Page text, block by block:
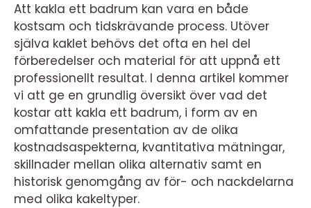
Att kakla ett badrum kan vara en både
kostsam och tidskrävande process. Utöver
själva kaklet behövs det ofta en hel del
förberedelser och material för att uppnå ett
professionellt resultat. I denna artikel kommer
vi att ge en grundlig översikt över vad det
kostar att kakla ett badrum, i form av en
omfattande presentation av de olika
kostnadsaspekterna, kvantitativa mätningar,
skillnader mellan olika alternativ samt en
historisk genomgång av för- och nackdelarna
med olika kakeltyper.